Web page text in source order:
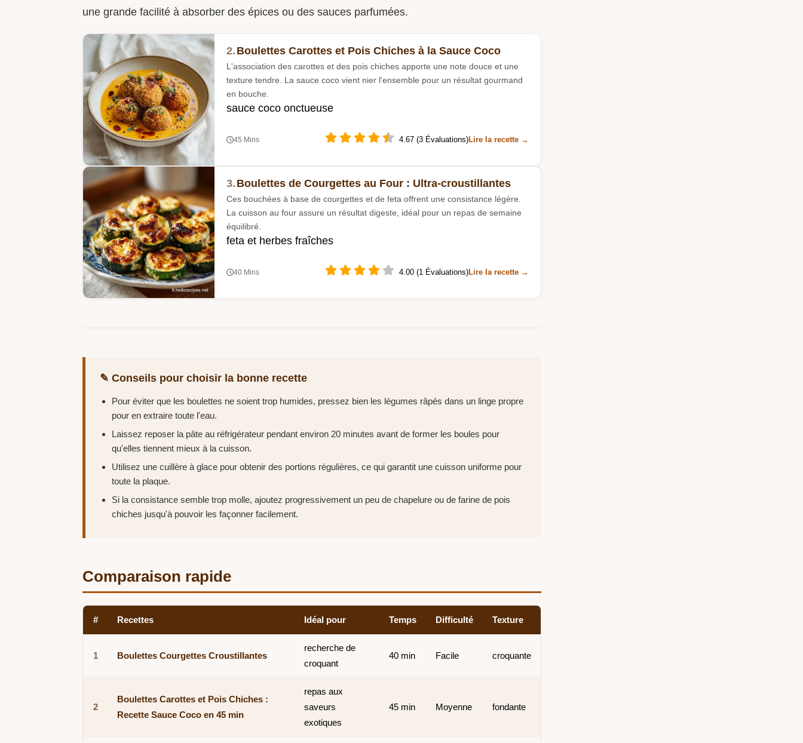
une grande facilité à absorber des épices ou des sauces parfumées.
2. Boulettes Carottes et Pois Chiches à la Sauce Coco
L'association des carottes et des pois chiches apporte une note douce et une
texture tendre. La sauce coco vient nier l'ensemble pour un résultat gourmand
en bouche.
sauce coco onctueuse
45 Mins 4.67 (3 Évaluations)Lire la recette →
3. Boulettes de Courgettes au Four : Ultra-croustillantes
Ces bouchées à base de courgettes et de feta offrent une consistance légère.
La cuisson au four assure un résultat digeste, idéal pour un repas de semaine
équilibré.
feta et herbes fraîches
40 Mins 4.00 (1 Évaluations)Lire la recette →
✎ Conseils pour choisir la bonne recette
Pour éviter que les boulettes ne soient trop humides, pressez bien les légumes râpés dans un linge propre
pour en extraire toute l'eau.
Laissez reposer la pâte au réfrigérateur pendant environ 20 minutes avant de former les boules pour
qu'elles tiennent mieux à la cuisson.
Utilisez une cuillère à glace pour obtenir des portions régulières, ce qui garantit une cuisson uniforme pour
toute la plaque.
Si la consistance semble trop molle, ajoutez progressivement un peu de chapelure ou de farine de pois
chiches jusqu'à pouvoir les façonner facilement.
Comparaison rapide
# Recettes Idéal pour Temps Difficulté Texture
1 Boulettes Courgettes Croustillantes
recherche de
croquant
40 min Facile croquante
2
Boulettes Carottes et Pois Chiches :
Recette Sauce Coco en 45 min
repas aux
saveurs
exotiques
45 min Moyenne fondante